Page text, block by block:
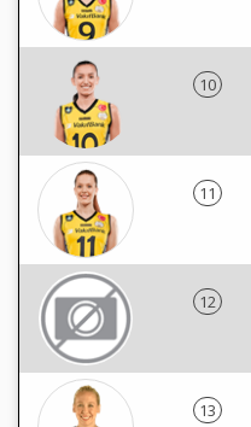
10
11
12
13